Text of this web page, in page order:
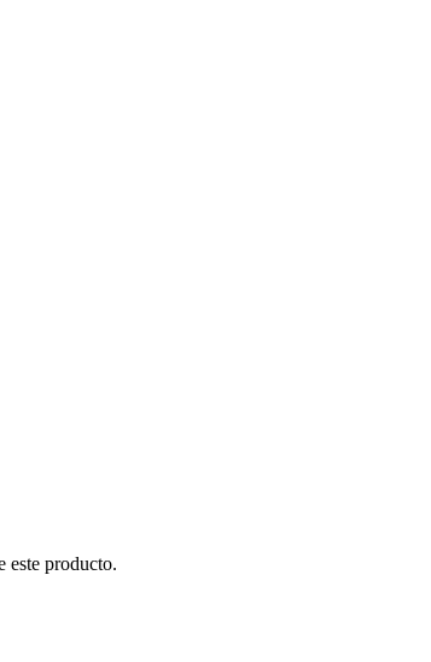
este producto.